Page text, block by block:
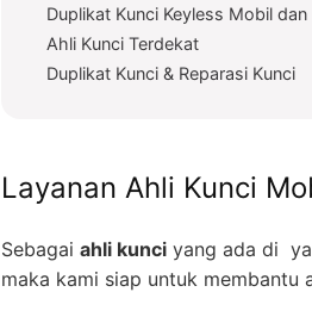
Duplikat Kunci Keyless Mobil
Ahli Kunci Terdekat
Duplikat Kunci & Reparasi Kunci
Layanan Ahli Kunci
Sebagai ahli kunci yang ada di
maka kami siap untuk membantu